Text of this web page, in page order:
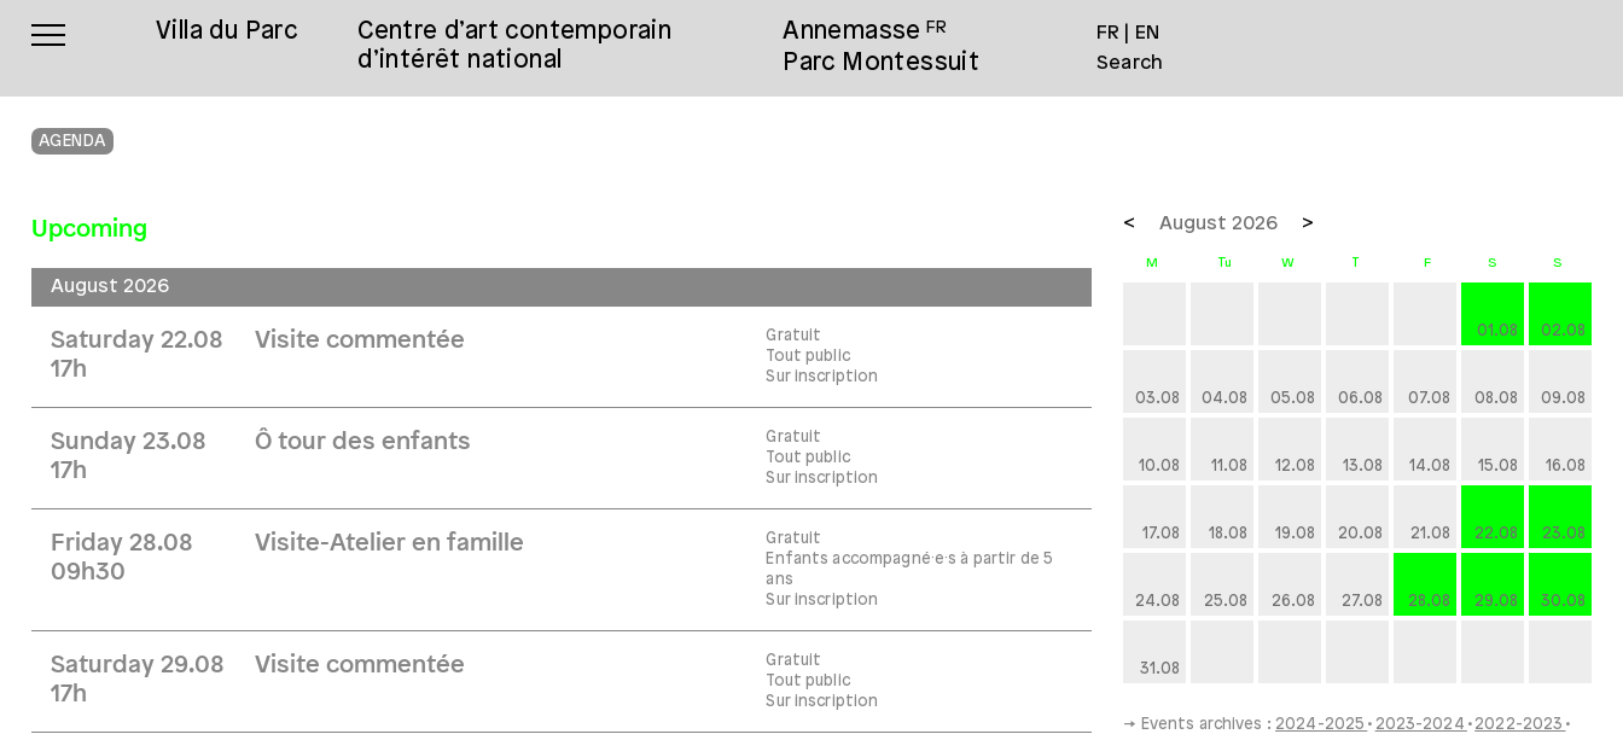
Villa du Parc
Centre d’art contemporain
d’intérêt national
Annemasse FR
Parc Montessuit
FR
EN
Search
AGENDA
Upcoming
August 2026
Saturday 22.08
17h
Visite commentée
Gratuit
Tout public
Sur inscription
Sunday 23.08
17h
Ô tour des enfants
Gratuit
Tout public
Sur inscription
Friday 28.08
09h30
Visite-Atelier en famille
Gratuit
Enfants accompagné·e·s à partir de 5
ans
Sur inscription
Saturday 29.08
17h
Visite commentée
Gratuit
Tout public
Sur inscription
August 2026
01.08 02.08
03.08 04.08 05.08 06.08 07.08 08.08 09.08
10.08 11.08 12.08 13.08 14.08 15.08 16.08
17.08 18.08 19.08 20.08 21.08 22.08 23.08
24.08 25.08 26.08 27.08 28.08 29.08 30.08
31.08
→ Events archives : 2024-2025 2023-2024
2022-2023